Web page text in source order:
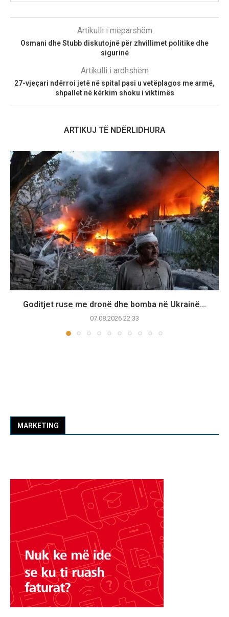
Artikulli i mëparshëm
Osmani dhe Stubb diskutojnë për zhvillimet politike dhe
sigurinë
Artikulli i ardhshëm
27-vjeçari ndërroi jetë në spital pasi u vetëplagos me armë,
shpallet në kërkim shoku i viktimës
ARTIKUJ TË NDËRLIDHURA
Goditjet ruse me dronë dhe bomba në Ukrainë...
07.08.2026 22:33
MARKETING